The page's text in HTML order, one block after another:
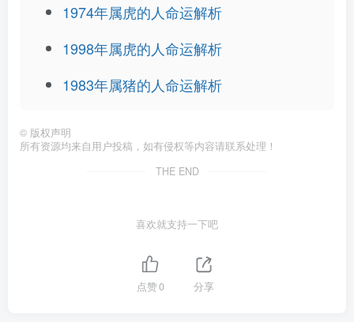
1974年属虎的人命运解析
1998年属虎的人命运解析
1983年属猪的人命运解析
© 版权声明
所有资源均来自用户投稿，如有侵权等内容请联系处理！
THE END
喜欢就支持一下吧
点赞0 分享